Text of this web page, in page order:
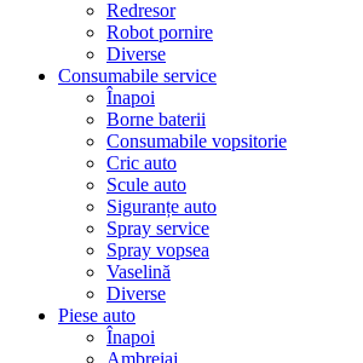
Redresor
Robot pornire
Diverse
Consumabile service
Înapoi
Borne baterii
Consumabile vopsitorie
Cric auto
Scule auto
Siguranțe auto
Spray service
Spray vopsea
Vaselină
Diverse
Piese auto
Înapoi